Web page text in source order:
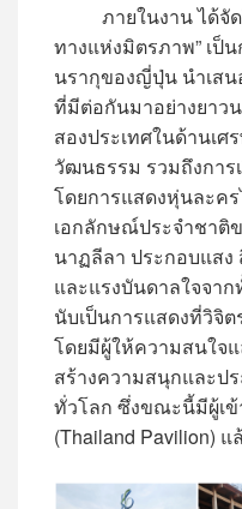
ภายในงาน ได้จัดใ
ทางแห่งมิตรภาพ” เป็
นรากุของญี่ปุ่น นำเส
ที่มีต่อกันมาอย่างยาว
สองประเทศในด้านเศ
วัฒนธรรม รวมถึงกา
โดยการแสดงหุ่นละค
เอกลักษณ์ประจำชาติ
นาฏลีลา ประกอบแสง
และแรงบันดาลใจจา
นับเป็นการแสดงที่วิจิ
โดยมีผู้ให้ความสนใจ
สร้างความสนุกและป
ทั่วโลก ซึ่งขณะนี้มีผู้เ
(Thailand Pavilion)